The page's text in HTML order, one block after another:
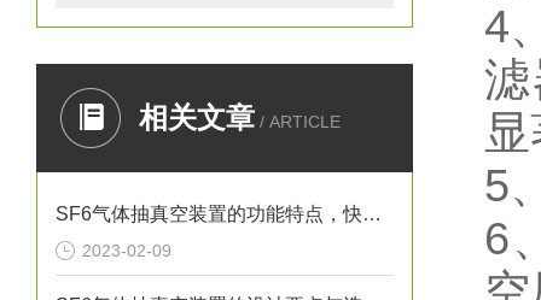
相关文章 / ARTICLE
SF6气体抽真空装置的功能特点，快来看下吧
2023-02-09
4
5
6